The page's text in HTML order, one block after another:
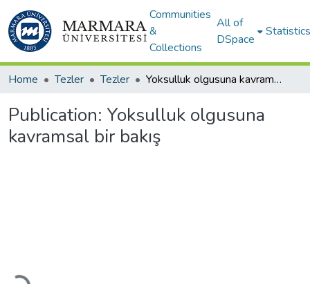
Communities
&
Collections
All of
DSpace
Statistics
Home Tezler Tezler Yoksulluk olgusuna kavramsal bir bakış
Publication: Yoksulluk olgusuna
kavramsal bir bakış
Loading...